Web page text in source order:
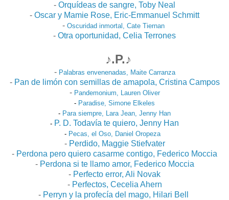
- Orquídeas de sangre, Toby Neal
- Oscar y Mamie Rose, Eric-Emmanuel Schmitt
- Oscuridad inmortal, Cate Tiernan
- Otra oportunidad, Celia Terrones
♪.P.♪
- Palabras envenenadas, Maite Carranza
- Pan de limón con semillas de amapola, Cristina Campos
- Pandemonium, Lauren Oliver
- Paradise, Simone Elkeles
- Para siempre, Lara Jean, Jenny Han
- P. D. Todavía te quiero, Jenny Han
- Pecas, el Oso, Daniel Oropeza
- Perdido, Maggie Stiefvater
- Perdona pero quiero casarme contigo, Federico Moccia
- Perdona si te llamo amor, Federico Moccia
- Perfecto error, Ali Novak
- Perfectos, Cecelia Ahern
- Perryn y la profecía del mago, Hilari Bell